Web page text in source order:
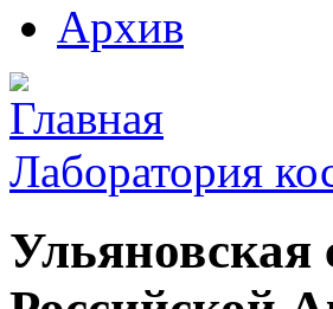
Архив
Лаборатория
Ульяновская